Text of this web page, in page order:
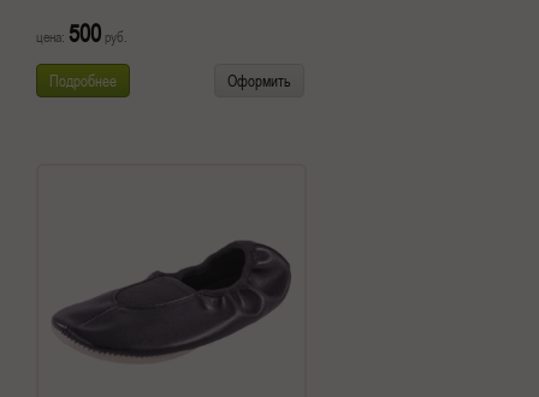
цена: 500 руб.
Подробнее Оформить